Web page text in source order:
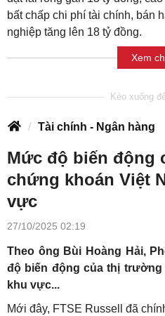
bất chấp chi phí tài chính, bán
nghiệp tăng lên 18 tỷ đồng.
Xem
Tài chính - Ngân hàng
Mức độ biến động
chứng khoán Việt
vực
27/10/2025 02:19
Theo ông Bùi Hoàng Hải,
độ biến động của thị
khu vực...
Mới đây, FTSE Russell đã